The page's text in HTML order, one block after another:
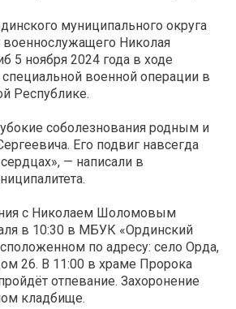
муниципального округа
военнослужащего Николая
5 ноября 2024 года в ходе
военной операции в
Республике.
соболезнования родным и
Его подвиг навсегда
— написали в
с Николаем Шоломовым
в 10:30 в МБУК «Ординский
по адресу: село Орда,
26. В 11:00 в храме Пророка
отпевание. Захоронение
кладбище.